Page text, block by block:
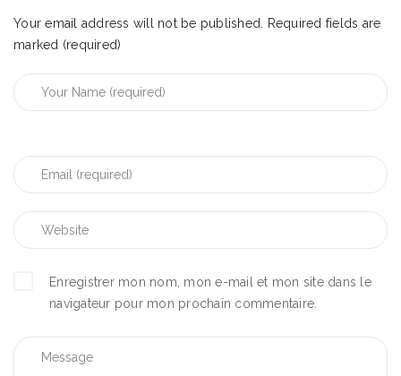
Your email address will not be published.
Required fields are
marked (required)
Enregistrer mon nom, mon e-mail et mon site dans le
navigateur pour mon prochain commentaire.